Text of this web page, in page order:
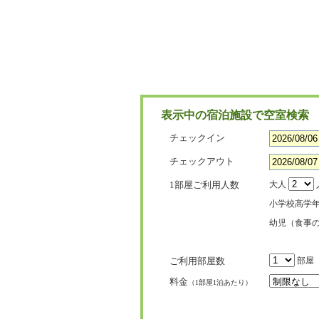
表示中の宿泊施設で空室検索
チェックイン
チェックアウト
1部屋ご利用人数 大人
小学校高学
幼児（食事
ご利用部屋数 部屋
料金 （1部屋1泊あたり）